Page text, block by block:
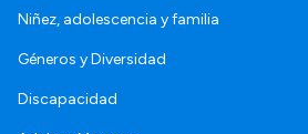
Niñez, adolescencia y familia
Géneros y Diversidad
Discapacidad